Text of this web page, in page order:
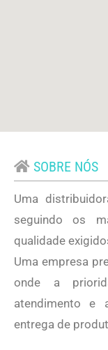
SOBRE NÓS
Uma
seguindo os
qualidade
Uma empresa
onde a
atendimento e
entrega de